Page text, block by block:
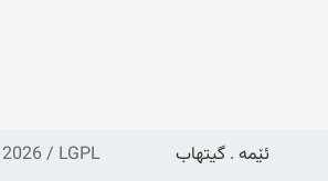
2026 / LGPL ئێمە . گیتهاب